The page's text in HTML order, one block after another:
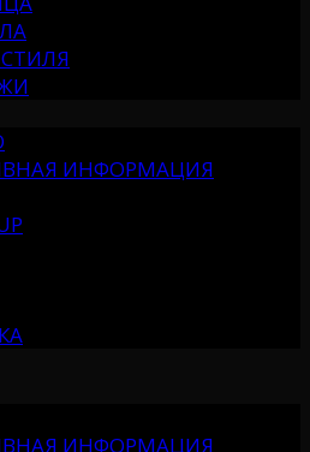
ИНФОРМАЦИЯ
ИНФОРМАЦИЯ